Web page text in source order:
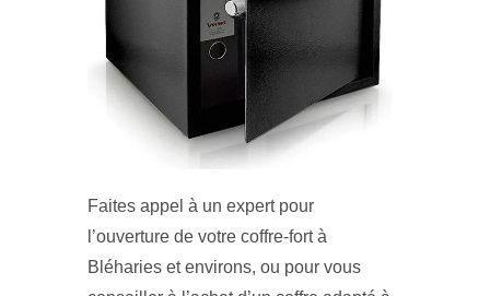
Faites appel à un expert pour
l’ouverture de votre coffre-fort à
Bléharies et environs, ou pour vous